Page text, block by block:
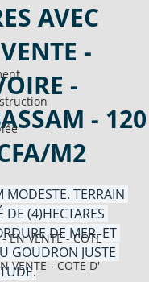
EN VENTE - COTE
VENTE - COTE D'
AVEC
-
-
- 120
M2
sur 5.
MODESTE. TERRAIN
DE (4)HECTARES
DE MER, ET
GOUDRON JUSTE